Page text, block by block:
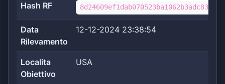
Hash RF
Data
Rilevamento
12-12-2024 23:38:54
Localita
Obiettivo
USA